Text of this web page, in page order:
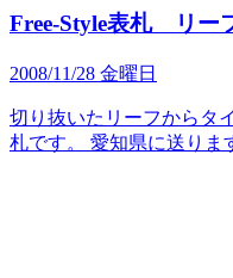
Free-Style表札 リー
2008/11/28 金曜日
切り抜いたリーフからタ
札です。 愛知県に送りま